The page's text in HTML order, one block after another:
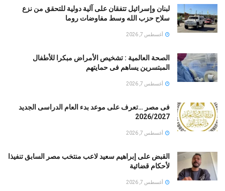
لبنان وإسرائيل تتفقان على آلية دولية للتحقق من نزع
سلاح حزب الله وسط مفاوضات روما
أغسطس 7, 2026
الصحة العالمية : تشخيص الأمراض مبكرا للأطفال
المبتسرين يساهم فى حمايتهم
أغسطس 7, 2026
فى مصر …تعرف على موعد بدء العام الدراسى الجديد
2026/2027
أغسطس 7, 2026
القبض على إبراهيم سعيد لاعب منتخب مصر السابق تنفيذا
لأحكام قضائية
أغسطس 7, 2026